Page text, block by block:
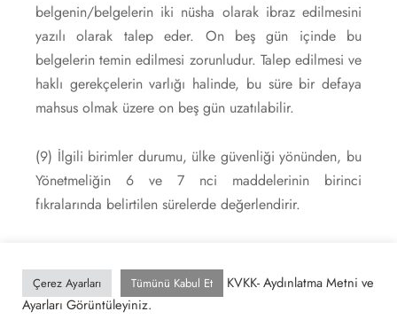
belgenin/belgelerin iki nüsha olarak ibraz edilmesini
yazılı olarak talep eder. On beş gün içinde bu
belgelerin temin edilmesi zorunludur. Talep edilmesi ve
haklı gerekçelerin varlığı halinde, bu süre bir defaya
mahsus olmak üzere on beş gün uzatılabilir.
(9) İlgili birimler durumu, ülke güvenliği yönünden, bu
Yönetmeliğin 6 ve 7 nci maddelerinin birinci
fıkralarında belirtilen sürelerde değerlendirir.
edinimi durumunun ülke güvenliğine aykırı olduğu
kanaatine varılması halinde, bu durum Valilik
Çerez Ayarları Tümünü Kabul Et
KVKK- Aydınlatma Metni ve
Ayarları Görüntüleyiniz.